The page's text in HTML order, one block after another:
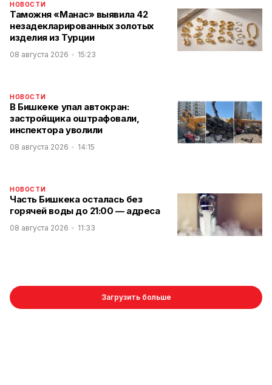
НОВОСТИ
Таможня «Манас» выявила 42
незадекларированных золотых
изделия из Турции
08 августа 2026 15:23
НОВОСТИ
В Бишкеке упал автокран:
застройщика оштрафовали,
инспектора уволили
08 августа 2026 14:15
НОВОСТИ
Часть Бишкека осталась без
горячей воды до 21:00 — адреса
08 августа 2026 11:33
Загрузить больше